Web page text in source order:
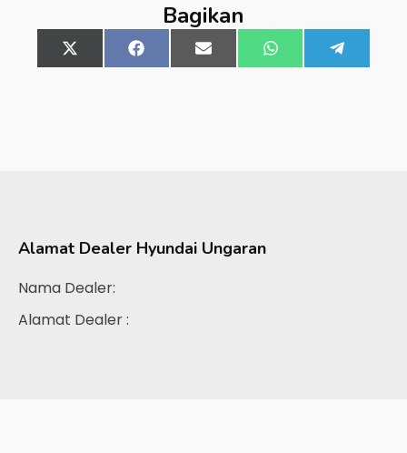
Bagikan
Share
on
X
(Twitter)
Share
on
FacebookShare
on
Email Share
on
WhatsApp
on
Alamat Dealer Hyundai Ungaran
Nama Dealer:
Alamat Dealer :